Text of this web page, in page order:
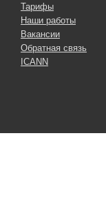
Тарифы
Наши работы
Вакансии
Обратная связь
ICANN